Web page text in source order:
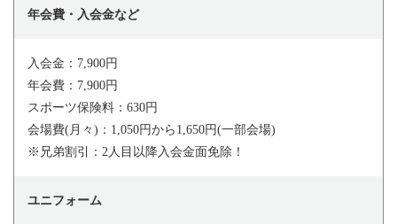
年会費・入会金など
入会金：7,900円
年会費：7,900円
スポーツ保険料：630円
会場費(月々)：1,050円から1,650円(一部会場)
※兄弟割引：2人目以降入会金面免除！
ユニフォーム